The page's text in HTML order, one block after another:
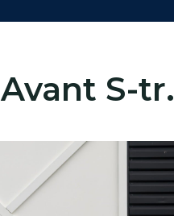
S-tr.